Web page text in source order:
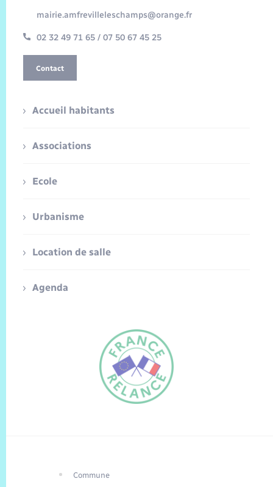
mairie.amfrevilleleschamps@orange.fr
02 32 49 71 65 / 07 50 67 45 25
Contact
Accueil habitants
Associations
Ecole
Urbanisme
Location de salle
Agenda
Commune